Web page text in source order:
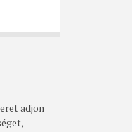
adjon